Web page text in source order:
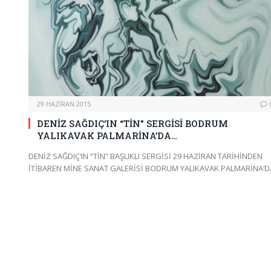
29 HAZIRAN 2015
DENİZ SAĞDIÇ’IN “TİN” SERGİSİ BODRUM
YALIKAVAK PALMARİNA’DA…
DENİZ SAĞDIÇ’IN “TİN” BAŞLIKLI SERGİSİ 29 HAZİRAN TARİHİNDEN
İTİBAREN MİNE SANAT GALERİSİ BODRUM YALIKAVAK